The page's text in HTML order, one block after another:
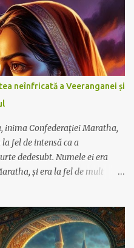
neînfricată a Veeranganei și
inima Confederației Maratha,
fel de intensă ca a
dedesubt. Numele ei era
și era la fel de mult
spre Nord, unde fiul ei,
Își aducea aminte de
din ochii lui, hotărârea din